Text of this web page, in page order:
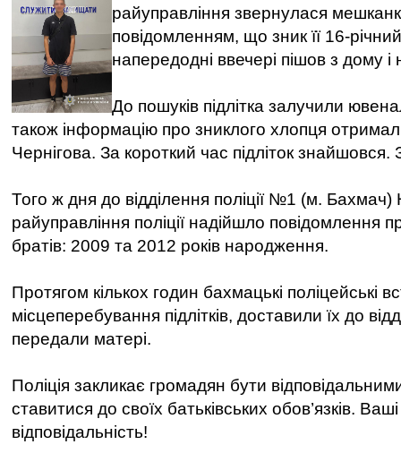
райуправління звернулася
повідомленням, що зник її 16-
напередодні ввечері пішов з дому
До пошуків підлітка залучили
також інформацію про зниклого хлопця
Чернігова. За короткий час підліток
Того ж дня до відділення поліції №1 (м. Бахмач)
райуправління поліції надійшло повідомлення
братів: 2009 та 2012 років народження.
Протягом кількох годин бахмацькі поліцейські
місцеперебування підлітків, доставили їх до
передали матері.
Поліція закликає громадян бути
ставитися до своїх батьківських обов’язків.
відповідальність!